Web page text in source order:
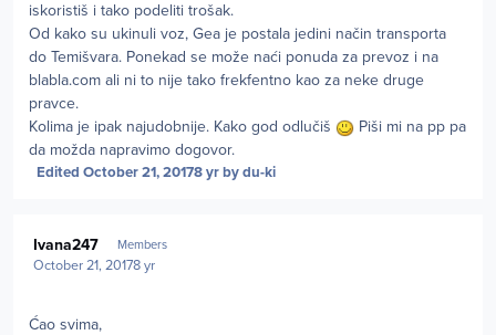
iskoristiš i tako podeliti trošak.
Od kako su ukinuli voz, Gea je postala jedini način transporta
do Temišvara. Ponekad se može naći ponuda za prevoz i na
blabla.com ali ni to nije tako frekfentno kao za neke druge
pravce.
Kolima je ipak najudobnije. Kako god odlučiš
Piši mi na pp pa
da možda napravimo dogovor.
Edited October 21, 20178 yrby du-ki
Ivana247 Members
October 21, 20178 yr
Ćao svima,